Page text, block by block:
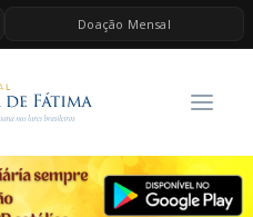
Doação Mensal